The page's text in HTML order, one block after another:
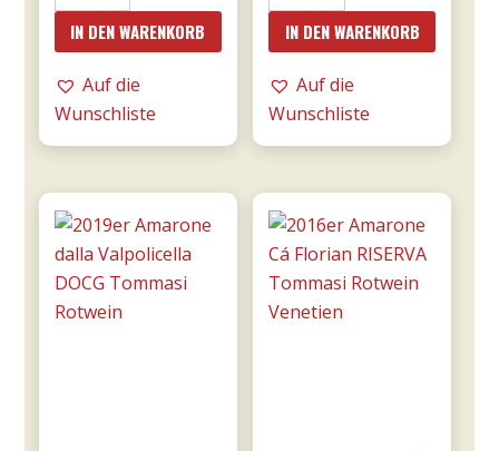
Bonfante
DOCG
riserva
0,75l
IN DEN WARENKORB
Auf die
Wunschliste
e
una
notte
DOC
Donnafugata
Menge
IN DEN WARENKORB
Auf die
Wunschliste